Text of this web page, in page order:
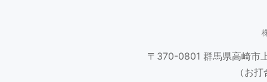
〒370-0801 群馬県高崎市
（お